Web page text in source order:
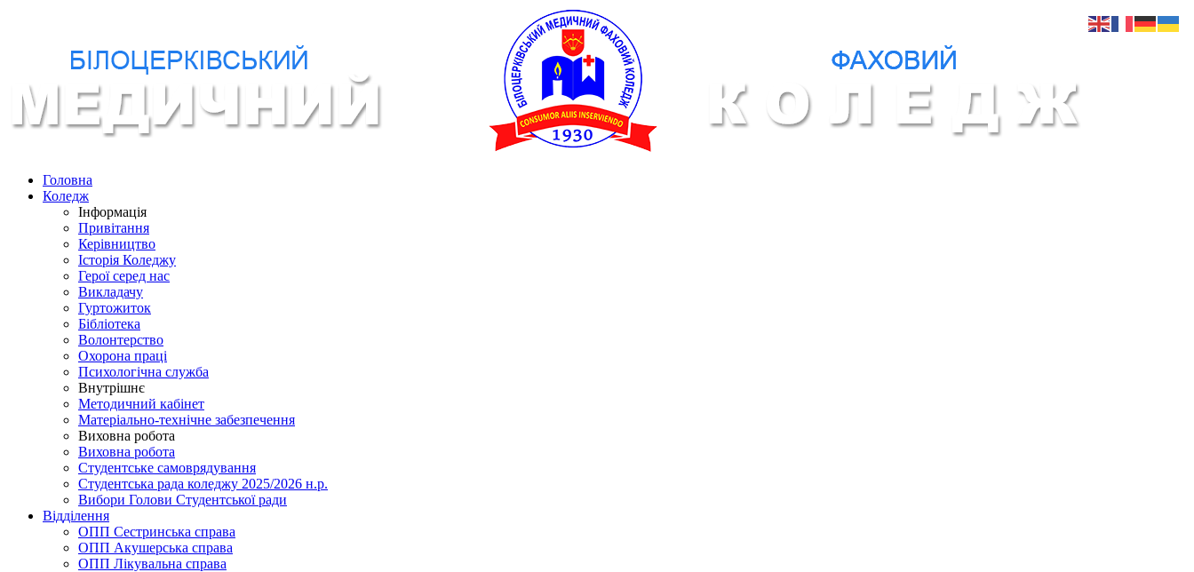
Головна
Коледж
Інформація
Привітання
Керівництво
Історія Коледжу
Герої серед нас
Викладачу
Гуртожиток
Бібліотека
Волонтерство
Охорона праці
Психологічна служба
Внутрішнє
Методичний кабінет
Матеріально-технічне забезпечення
Виховна робота
Виховна робота
Студентське самоврядування
Студентська рада коледжу 2025/2026 н.р.
Вибори Голови Студентської ради
Відділення
ОПП Сестринська справа
ОПП Акушерська справа
ОПП Лікувальна справа